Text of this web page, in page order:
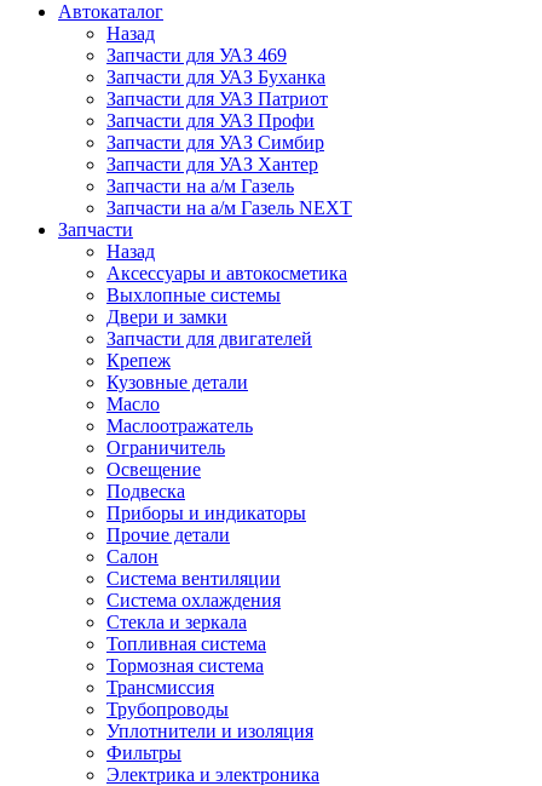
Автокаталог
Назад
Запчасти для УАЗ 469
Запчасти для УАЗ Буханка
Запчасти для УАЗ Патриот
Запчасти для УАЗ Профи
Запчасти для УАЗ Симбир
Запчасти для УАЗ Хантер
Запчасти на а/м Газель
Запчасти на а/м Газель NEXT
Запчасти
Назад
Аксессуары и автокосметика
Выхлопные системы
Двери и замки
Запчасти для двигателей
Крепеж
Кузовные детали
Масло
Маслоотражатель
Ограничитель
Освещение
Подвеска
Приборы и индикаторы
Прочие детали
Салон
Система вентиляции
Система охлаждения
Стекла и зеркала
Топливная система
Тормозная система
Трансмиссия
Трубопроводы
Уплотнители и изоляция
Фильтры
Электрика и электроника